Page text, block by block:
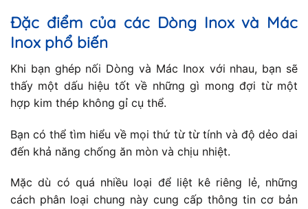
Đặc điểm của các Dòng Inox và Mác
Inox phổ biến
Khi bạn ghép nối Dòng và Mác Inox với nhau, bạn sẽ
thấy một dấu hiệu tốt về những gì mong đợi từ một
hợp kim thép không gỉ cụ thể.
Bạn có thể tìm hiểu về mọi thứ từ từ tính và độ dẻo dai
đến khả năng chống ăn mòn và chịu nhiệt.
Mặc dù có quá nhiều loại để liệt kê riêng lẻ, những
cách phân loại chung này cung cấp thông tin cơ bản